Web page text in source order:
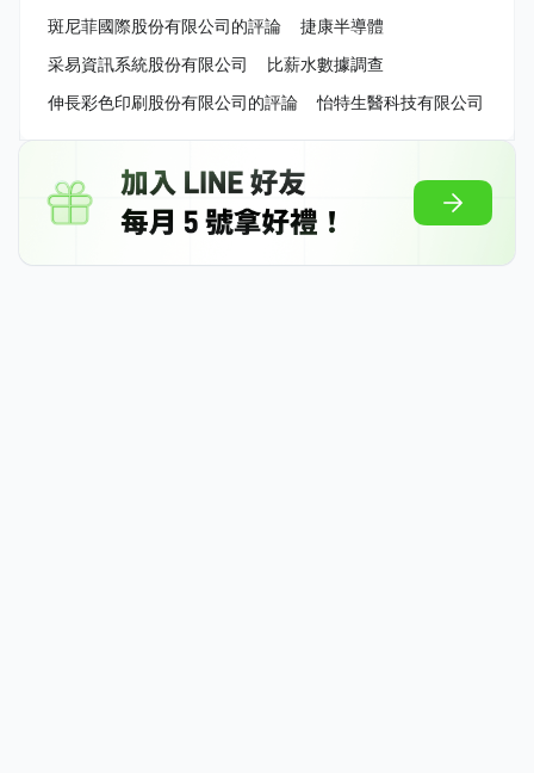
斑尼菲國際股份有限公司的評論
捷康半導體
采易資訊系統股份有限公司
比薪水數據調查
伸長彩色印刷股份有限公司的評論
怡特生醫科技有限公司